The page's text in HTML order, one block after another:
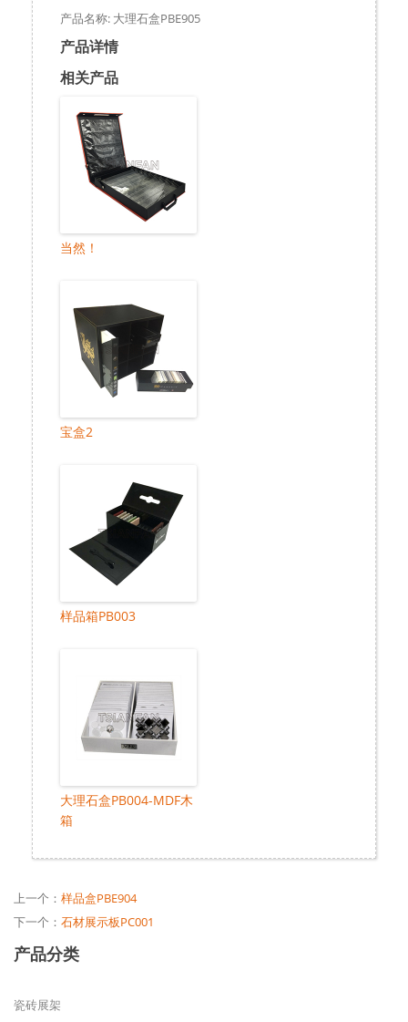
产品名称: 大理石盒PBE905
产品详情
相关产品
当然！
宝盒2
样品箱PB003
大理石盒PB004-MDF木
箱
上一个： 样品盒PBE904
下一个： 石材展示板PC001
产品分类
瓷砖展架